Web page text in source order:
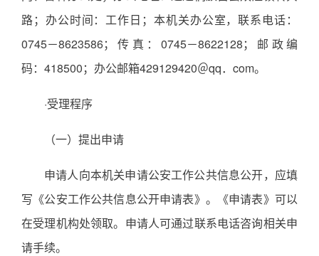
路；办公时间：工作日；本机关办公室，联系电话：
0745－8623586；传真：0745－8622128；邮政编
码：418500；办公邮箱429129420＠qq．com。
·受理程序
（一）提出申请
申请人向本机关申请公安工作公共信息公开，应填
写《公安工作公共信息公开申请表》。《申请表》可以
在受理机构处领取。申请人可通过联系电话咨询相关申
请手续。